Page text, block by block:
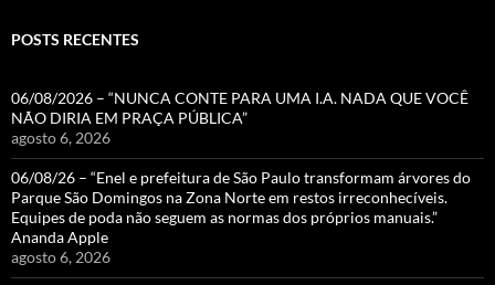
POSTS RECENTES
06/08/2026 – “NUNCA CONTE PARA UMA I.A. NADA QUE VOCÊ
NÃO DIRIA EM PRAÇA PÚBLICA”
agosto 6, 2026
06/08/26 – “Enel e prefeitura de São Paulo transformam árvores do
Parque São Domingos na Zona Norte em restos irreconhecíveis.
Equipes de poda não seguem as normas dos próprios manuais.”
Ananda Apple
agosto 6, 2026